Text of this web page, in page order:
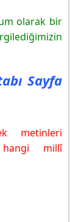
olarak bir
Sayfa
metinleri
hangi millî